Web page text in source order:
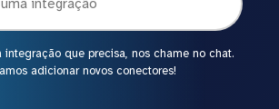
integração que precisa, nos chame no chat.
adicionar novos conectores!